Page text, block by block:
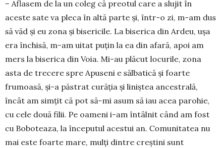
– Aflasem de la un coleg că preotul care a slujit în
aceste sate va pleca în altă parte și, într-o zi, m-am dus
să văd și eu zona și bisericile. La biserica din Ardeu, ușa
era închisă, m-am uitat puțin la ea din afară, apoi am
mers la biserica din Voia. Mi-au plăcut locurile, zona
asta de trecere spre Apuseni e sălbatică și foarte
frumoasă, și-a păstrat curăția și liniștea ancestrală,
încât am simțit că pot să-mi asum să iau acea parohie,
cu cele două filii. Pe oameni i-am întâlnit când am fost
cu Boboteaza, la începutul acestui an. Comunitatea nu
mai este foarte mare, mulți dintre creștini sunt